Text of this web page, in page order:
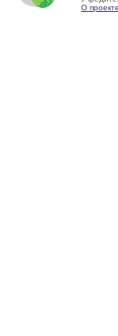
О проекте